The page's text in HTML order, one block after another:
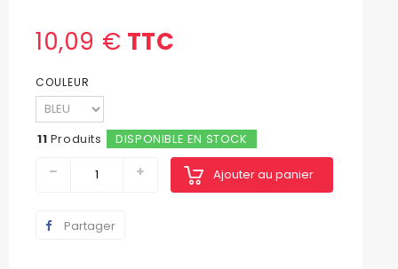
10,09 € TTC
COULEUR
11 Produits DISPONIBLE EN STOCK
Ajouter au panier
Partager